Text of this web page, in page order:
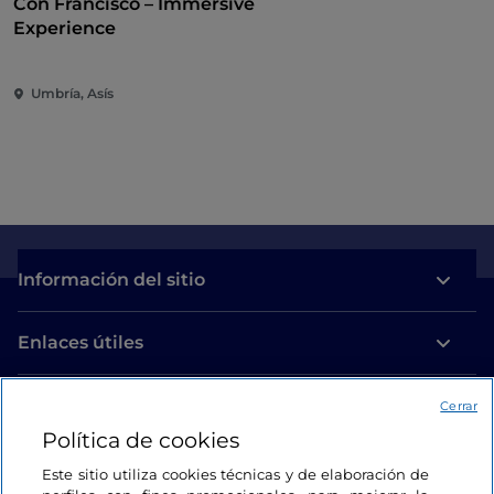
Experience
Umbría, Asís
Información del sitio
Enlaces útiles
Estamos en contacto
Política de cookies
Este sitio utiliza cookies técnicas y de elaboración de
Cerrar